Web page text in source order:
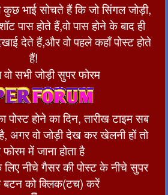
भाई सोचते हैं कि जो सिंगल जोड़ी,
पास होते हैं,वो पास होने के बाद ही
देते हैं,और वो पहले कहाँ पोस्ट होते
हैं!
सभी जोड़ी सुपर फोरम
पोस्ट होने का दिन, तारीख टाइम सब
है, अगर वो जोड़ी देख कर खेलनी हों तो
में जाना होता है
नीचे गैसर की पोस्ट के नीचे सुपर
बटन को क्लिक(टच) करें